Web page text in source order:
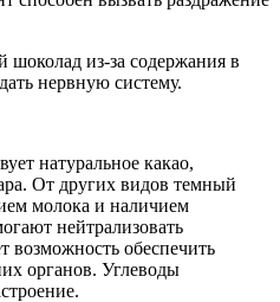
из-за содержания в
нервную систему.
натуральное какао,
От других видов темный
молока и наличием
нейтрализовать
возможность обеспечить
органов. Углеводы